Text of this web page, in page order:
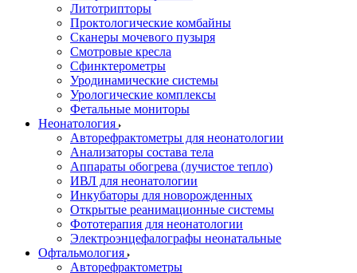
Литотрипторы
Проктологические комбайны
Сканеры мочевого пузыря
Смотровые кресла
Сфинктерометры
Уродинамические системы
Урологические комплексы
Фетальные мониторы
Неонатология
Авторефрактометры для неонатологии
Анализаторы состава тела
Аппараты обогрева (лучистое тепло)
ИВЛ для неонатологии
Инкубаторы для новорожденных
Открытые реанимационные системы
Фототерапия для неонатологии
Электроэнцефалографы неонатальные
Офтальмология
Авторефрактометры